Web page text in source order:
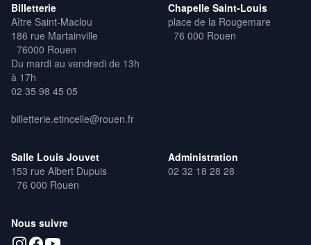
Billetterie
Aître Saint-Maclou
186 rue Martainville
76000 Rouen
Du mardi au vendredi de 13h
à 17h
02 35 98 45 05
billetterie.etincelle@rouen.fr
Chapelle Saint-Louis
place de la Rougemare
76 000 Rouen
Salle Louis Jouvet
153 rue Albert Dupuis
76 000 Rouen
Administration
02 32 18 28 28
Nous suivre